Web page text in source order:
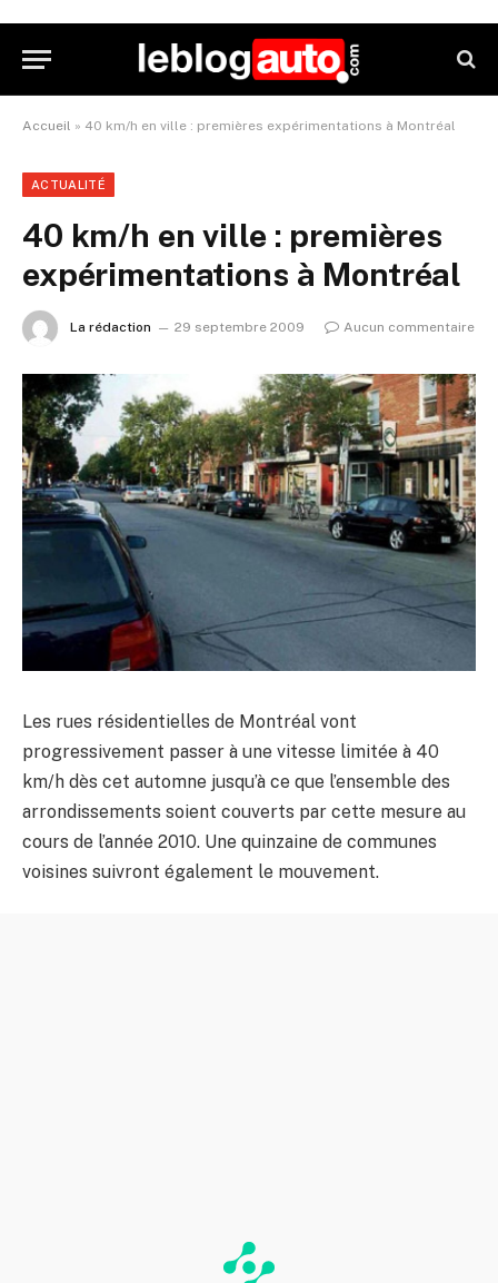
Accueil » 40 km/h en ville : premières expérimentations à Montréal
ACTUALITÉ
40 km/h en ville : premières
expérimentations à Montréal
La rédaction 29 septembre 2009 Aucun commentaire
Les rues résidentielles de Montréal vont
progressivement passer à une vitesse limitée à 40
km/h dès cet automne jusqu’à ce que l’ensemble des
arrondissements soient couverts par cette mesure au
cours de l’année 2010. Une quinzaine de communes
voisines suivront également le mouvement.